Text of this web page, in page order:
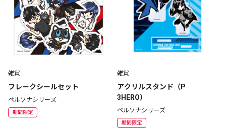
雑貨
フレークシールセット
ペルソナシリーズ
期間限定
雑貨
アクリルスタンド（P
3HERO）
ペルソナシリーズ
期間限定